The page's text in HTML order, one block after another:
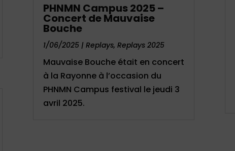
PHNMN Campus 2025 –
Concert de Mauvaise
Bouche
1/06/2025| Replays, Replays 2025
Mauvaise Bouche était en concert
à la Rayonne à l’occasion du
PHNMN Campus festival le jeudi 3
avril 2025.